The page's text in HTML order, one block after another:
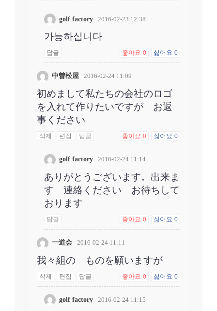
golf factory 2016-02-23 12:38
가능하십니다
답글 좋아요0 싫어요0
中曽松屋 2016-02-24 11:09
初めまして私たちの会社のロゴ
を入れて作りたいですが お返
事ください
삭제 편집 답글 좋아요0 싫어요0
golf factory 2016-02-24 11:14
ありがとうございます。出来ま
す 連絡ください お待ちして
おります
답글 좋아요0 싫어요0
一道会 2016-02-24 11:11
我々組の ものを願いますが
삭제 편집 답글 좋아요0 싫어요0
golf factory 2016-02-24 11:15